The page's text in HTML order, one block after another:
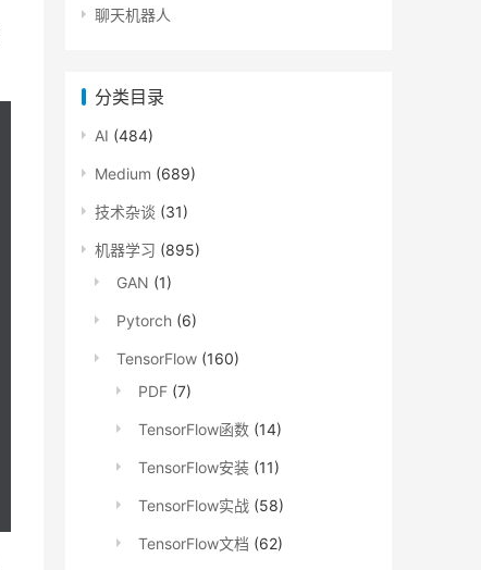
聊天机器人
分类目录
AI (484)
Medium (689)
技术杂谈 (31)
机器学习 (895)
GAN (1)
Pytorch (6)
TensorFlow (160)
PDF (7)
TensorFlow函数 (14)
TensorFlow安装 (11)
TensorFlow实战 (58)
TensorFlow文档 (62)